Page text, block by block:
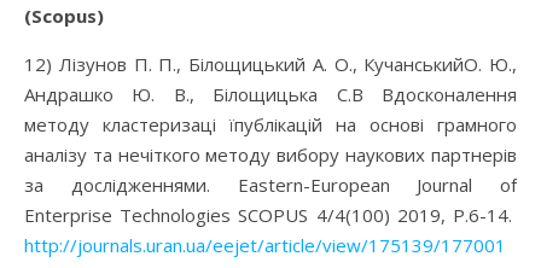
(Scopus)
12) Лізунов П. П., Білощицький А. О., КучанськийO. Ю.,
Андрашко Ю. В., Білощицька С.В Вдосконалення
методу кластеризаці їпублікацій на основі грамного
аналізу та нечіткого методу вибору наукових партнерів
за дослідженнями. Eastern-European Journal of
Enterprise Technologies SCOPUS 4/4(100) 2019, P.6-14.
http://journals.uran.ua/eejet/article/view/175139/177001